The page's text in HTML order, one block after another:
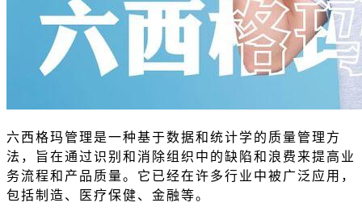
六西格玛管理是一种基于数据和统计学的质量管理方
法，旨在通过识别和消除组织中的缺陷和浪费来提高业
务流程和产品质量。它已经在许多行业中被广泛应用，
包括制造、 医疗保健、金融等。